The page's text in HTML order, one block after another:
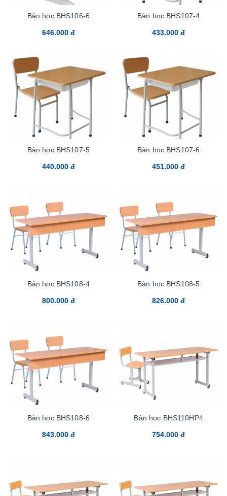
Bàn học BHS106-6
646.000 đ
Bàn học BHS107-4
433.000 đ
Bàn học BHS107-5
440.000 đ
Bàn học BHS107-6
451.000 đ
Bàn học BHS108-4
800.000 đ
Bàn học BHS108-5
826.000 đ
Bàn học BHS108-6
843.000 đ
Bàn học BHS110HP4
754.000 đ